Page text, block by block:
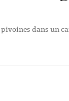
dans un